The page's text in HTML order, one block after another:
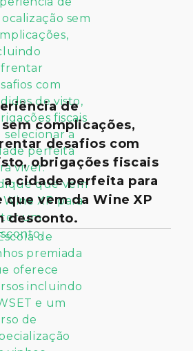
de
complicações,
desafios com
obrigações fiscais
a cidade perfeita para
vem da Wine XP
desconto.